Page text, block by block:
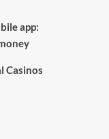
app:
Casinos